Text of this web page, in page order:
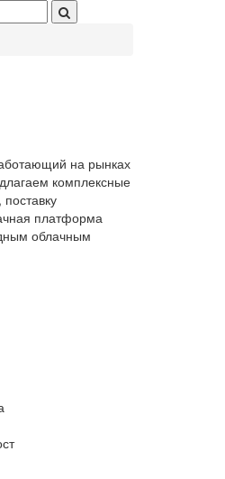
на рынках
комплексные
платформа
облачным